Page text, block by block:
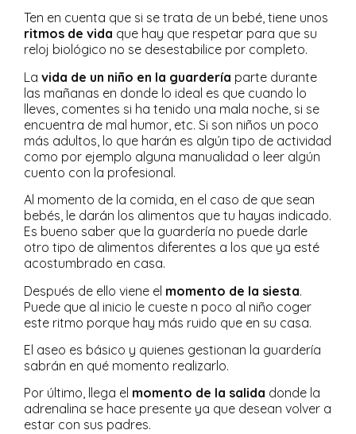
Ten en cuenta que si se trata de un bebé, tiene unos
ritmos de vida que hay que respetar para que su
reloj biológico no se desestabilice por completo.
La vida de un niño en la guardería parte durante
las mañanas en donde lo ideal es que cuando lo
lleves, comentes si ha tenido una mala noche, si se
encuentra de mal humor, etc. Si son niños un poco
más adultos, lo que harán es algún tipo de actividad
como por ejemplo alguna manualidad o leer algún
cuento con la profesional.
Al momento de la comida, en el caso de que sean
bebés, le darán los alimentos que tu hayas indicado.
Es bueno saber que la guardería no puede darle
otro tipo de alimentos diferentes a los que ya esté
acostumbrado en casa.
Después de ello viene el momento de la siesta.
Puede que al inicio le cueste n poco al niño coger
este ritmo porque hay más ruido que en su casa.
El aseo es básico y quienes gestionan la guardería
sabrán en qué momento realizarlo.
Por último, llega el momento de la salida donde la
adrenalina se hace presente ya que desean volver a
estar con sus padres.